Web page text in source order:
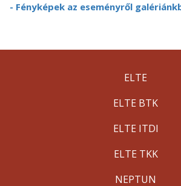
- Fényképek az eseményről
ELTE
ELTE BTK
ELTE ITDI
ELTE TKK
NEPTUN